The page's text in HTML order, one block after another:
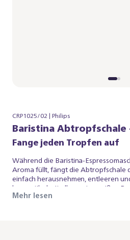
CRP1025/02 | Philips
Baristina
Fange jeden Tropfen auf
Während die Baristina-
Aroma füllt, fängt die Abtropfschale
einfach herausnehmen, entleeren
kompatibel mit allen naturweißen
aufgrund der Farbe, funktioniert
Mehr lesen